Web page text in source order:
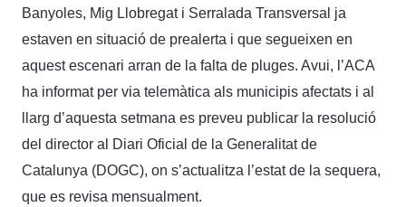
Banyoles, Mig Llobregat i Serralada Transversal ja
estaven en situació de prealerta i que segueixen en
aquest escenari arran de la falta de pluges. Avui, l’ACA
ha informat per via telemàtica als municipis afectats i al
llarg d’aquesta setmana es preveu publicar la resolució
del director al Diari Oficial de la Generalitat de
Catalunya (DOGC), on s’actualitza l’estat de la sequera,
que es revisa mensualment.